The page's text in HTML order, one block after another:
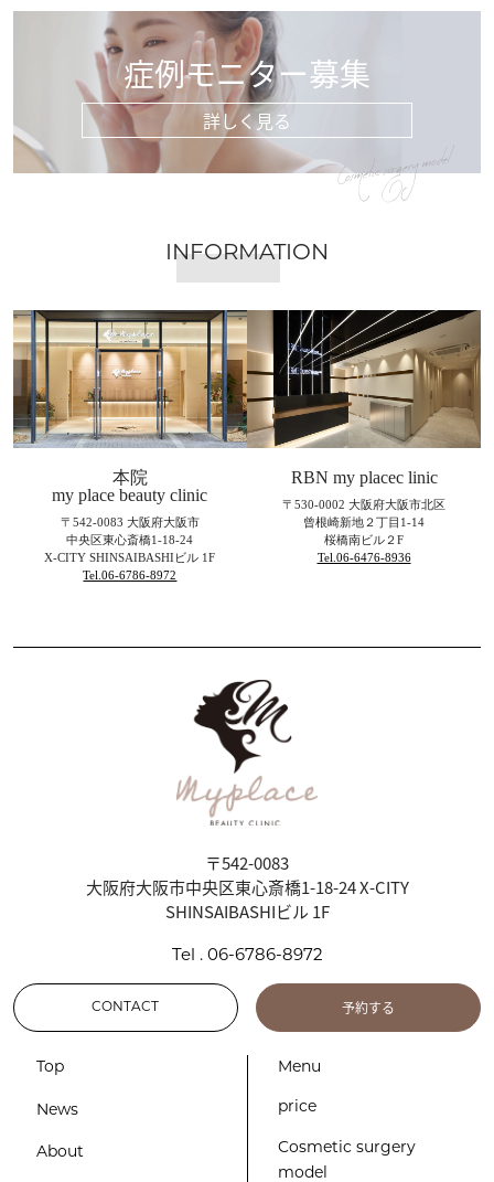
症例モニター募集
詳しく見る
Cosmetic surgery model
INFORMATION
本院
my place beauty clinic
〒542-0083 大阪府大阪市
中央区東心斎橋1-18-24
X-CITY SHINSAIBASHIビル 1F
Tel.06-6786-8972
RBN my placec linic
〒530-0002 大阪府大阪市北区
曾根崎新地２丁目1-14
桜橋南ビル２F
Tel.06-6476-8936
〒542-0083
大阪府大阪市中央区東心斎橋1-18-24 X-CITY
SHINSAIBASHIビル 1F
Tel . 06-6786-8972
CONTACT 予約する
Top
News
About
Menu
price
Cosmetic surgery
model